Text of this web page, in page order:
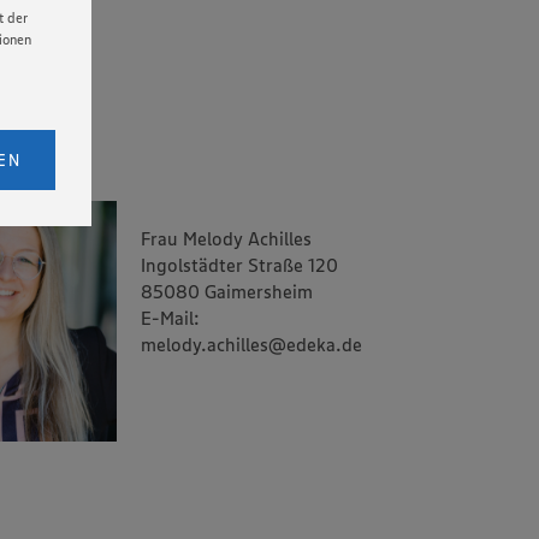
der
1
Cookie
Frau Melody Achilles
Ingolstädter Straße 120
85080 Gaimersheim
E-Mail:
melody.achilles@edeka.de